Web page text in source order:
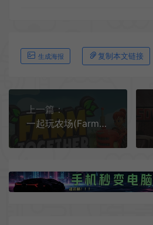
生成海报 复制本文链接
上一篇：
一起玩农场(Farm Together)简中|PC|SIM|农场模拟经营建造游戏